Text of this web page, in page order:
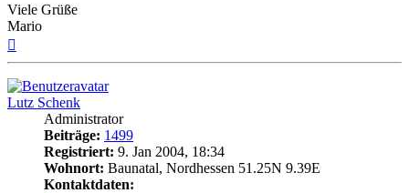
Viele Grüße
Mario
Lutz Schenk
Administrator
Beiträge: 1499
Registriert: 9. Jan 2004, 18:34
Wohnort: Baunatal, Nordhessen 51.25N 9.39E
Kontaktdaten: